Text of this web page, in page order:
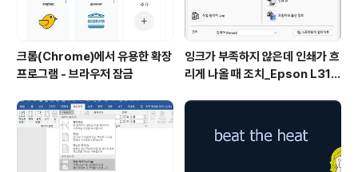
크롬(Chrome)에서 유용한 확장
프로그램 - 브라우저 잠금
잉크가 부족하지 않은데 인쇄가 흐
리게 나올 때 조치_Epson L315